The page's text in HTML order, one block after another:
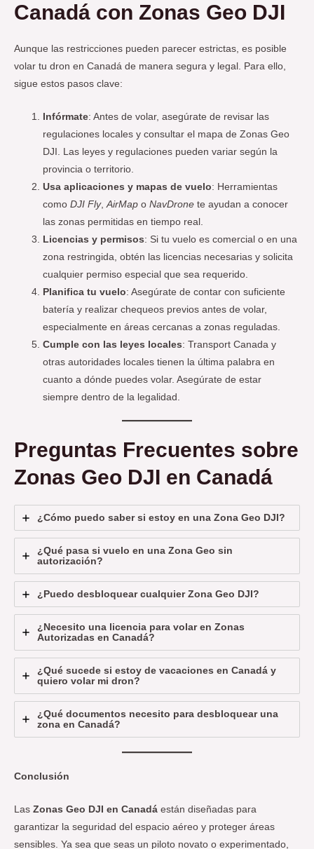
Canadá con Zonas Geo DJI
Aunque las restricciones pueden parecer estrictas, es posible
volar tu dron en Canadá de manera segura y legal. Para ello,
sigue estos pasos clave:
Infórmate: Antes de volar, asegúrate de revisar las
regulaciones locales y consultar el mapa de Zonas Geo
DJI. Las leyes y regulaciones pueden variar según la
provincia o territorio.
Usa aplicaciones y mapas de vuelo: Herramientas
comoDJI Fly,AirMap oNavDrone te ayudan a conocer
las zonas permitidas en tiempo real.
Licencias y permisos: Si tu vuelo es comercial o en una
zona restringida, obtén las licencias necesarias y solicita
cualquier permiso especial que sea requerido.
Planifica tu vuelo: Asegúrate de contar con suficiente
batería y realizar chequeos previos antes de volar,
especialmente en áreas cercanas a zonas reguladas.
Cumple con las leyes locales: Transport Canada y
otras autoridades locales tienen la última palabra en
cuanto a dónde puedes volar. Asegúrate de estar
siempre dentro de la legalidad.
Preguntas Frecuentes sobre
Zonas Geo DJI en Canadá
¿Cómo puedo saber si estoy en una Zona Geo DJI?
¿Qué pasa si vuelo en una Zona Geo sin
autorización?
¿Puedo desbloquear cualquier Zona Geo DJI?
¿Necesito una licencia para volar en Zonas
Autorizadas en Canadá?
¿Qué sucede si estoy de vacaciones en Canadá y
quiero volar mi dron?
¿Qué documentos necesito para desbloquear una
zona en Canadá?
Conclusión
Las Zonas Geo DJI en Canadá están diseñadas para
garantizar la seguridad del espacio aéreo y proteger áreas
sensibles. Ya sea que seas un piloto novato o experimentado,